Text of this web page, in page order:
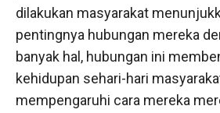
dilakukan masyarakat
pentingnya hubungan mereka
banyak hal, hubungan ini
kehidupan sehari-hari
mempengaruhi cara mereka